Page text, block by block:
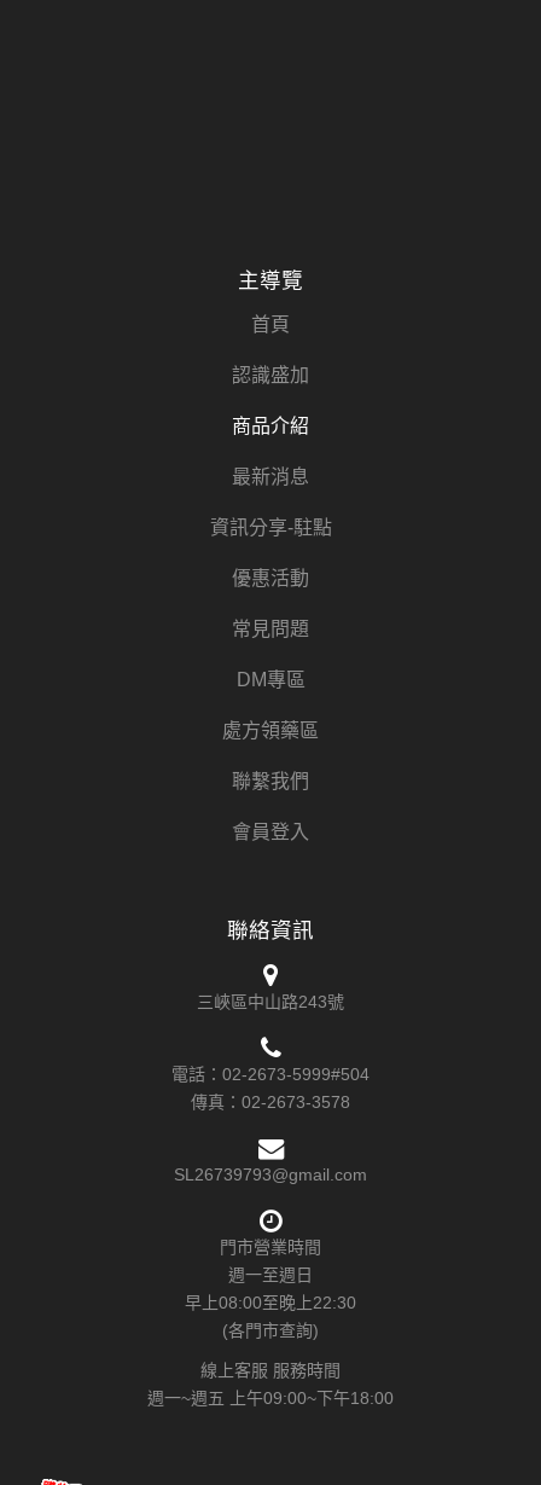
主導覽
首頁
認識盛加
商品介紹
最新消息
資訊分享-駐點
優惠活動
常見問題
DM專區
處方領藥區
聯繫我們
會員登入
聯絡資訊
三峽區中山路243號
電話： 02-2673-5999#504
傳真： 02-2673-3578
SL26739793@gmail.com
門市營業時間
週一至週日
早上08:00至晚上22:30
(各門市查詢)
線上客服 服務時間
週一~週五 上午09:00~下午18:00